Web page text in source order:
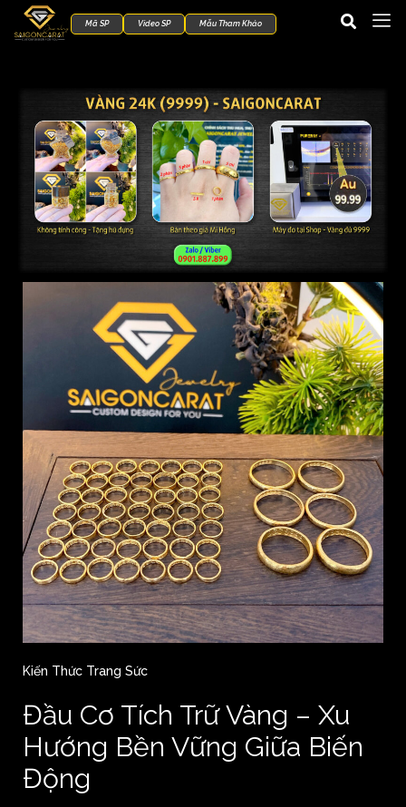
Mã SP Video SP Mẫu Tham Khảo
Kiến Thức Trang Sức
Đầu Cơ Tích Trữ Vàng – Xu
Hướng Bền Vững Giữa Biến
Động